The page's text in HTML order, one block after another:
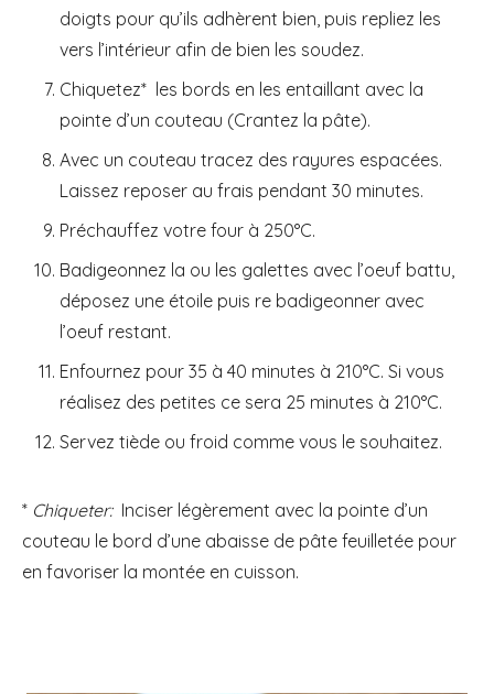
doigts pour qu’ils adhèrent bien, puis repliez les
vers l’intérieur afin de bien les soudez.
Chiquetez* les bords en les entaillant avec la
pointe d’un couteau (Crantez la pâte).
Avec un couteau tracez des rayures espacées.
Laissez reposer au frais pendant 30 minutes.
Préchauffez votre four à 250°C.
Badigeonnez la ou les galettes avec l’oeuf battu,
déposez une étoile puis re badigeonner avec
l’oeuf restant.
Enfournez pour 35 à 40 minutes à 210°C. Si vous
réalisez des petites ce sera 25 minutes à 210°C.
Servez tiède ou froid comme vous le souhaitez.
* Chiqueter:Inciser légèrement avec la pointe d’un
couteau le bord d’une abaisse de pâte feuilletée pour
en favoriser la montée en cuisson.